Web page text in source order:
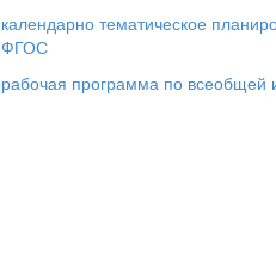
календарно тематическое
ФГОС
рабочая программа по всеобщей